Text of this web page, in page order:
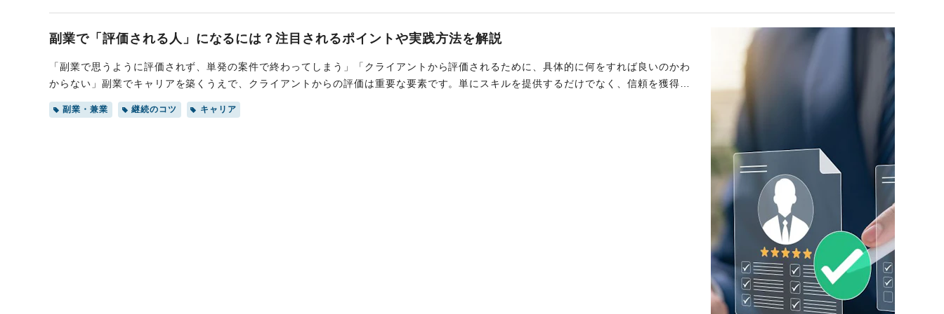
副業で「評価される人」になるには？注目されるポイントや実践方法を解説
「副業で思うように評価されず、単発の案件で終わってしまう」「クライアントから評価されるために、具体的に何をすれば良いのかわ
からない」副業でキャリアを築くうえで、クライアントからの評価は重要な要素です。単にスキルを提供するだけでなく、信頼を獲得し
て「またこの人に頼みたい」と思わせる付加価値が、継続的な活躍の鍵を握ります。本記事では、クライアントが副業人材を評価する際
の具体的なポイントから、案件の各フェーズで実践すべき行動、万が一評価を下げてしまった場合の対処法までを解説します。
副業・兼業 継続のコツ キャリア